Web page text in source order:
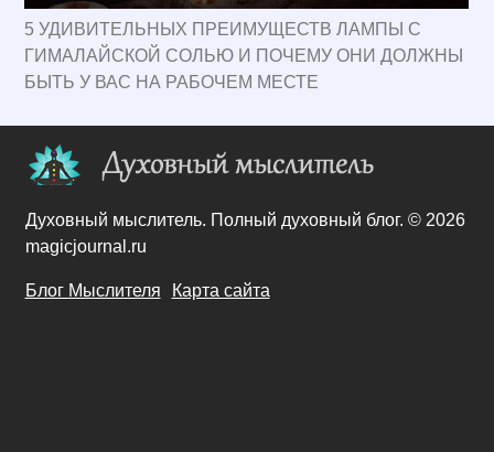
5 УДИВИТЕЛЬНЫХ ПРЕИМУЩЕСТВ ЛАМПЫ С
ГИМАЛАЙСКОЙ СОЛЬЮ И ПОЧЕМУ ОНИ ДОЛЖНЫ
БЫТЬ У ВАС НА РАБОЧЕМ МЕСТЕ
Духовный мыслитель. Полный духовный блог. © 2026
magicjournal.ru
Блог Мыслителя Карта сайта